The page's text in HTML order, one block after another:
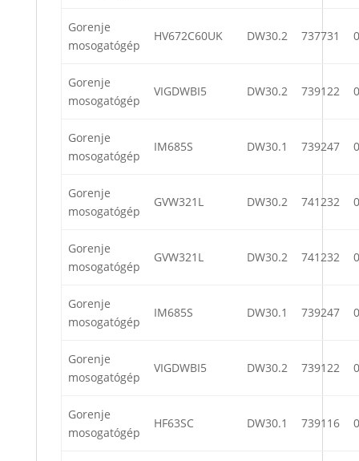
Gorenje
mosogatógép
HV672C60UK DW30.2 737731
Gorenje
mosogatógép
VIGDWBI5 DW30.2 739122
Gorenje
mosogatógép
IM685S DW30.1 739247
Gorenje
mosogatógép
GVW321L DW30.2 741232
Gorenje
mosogatógép
GVW321L DW30.2 741232
Gorenje
mosogatógép
IM685S DW30.1 739247
Gorenje
mosogatógép
VIGDWBI5 DW30.2 739122
Gorenje
mosogatógép
HF63SC DW30.1 739116